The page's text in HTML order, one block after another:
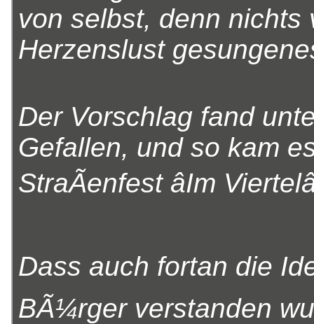
von selbst, denn nichts
Herzenslust
Der Vorschlag fand
Gefallen, und so kam
StraÃenfest âIm
Dass auch fortan die
BÃ¼rger verstanden